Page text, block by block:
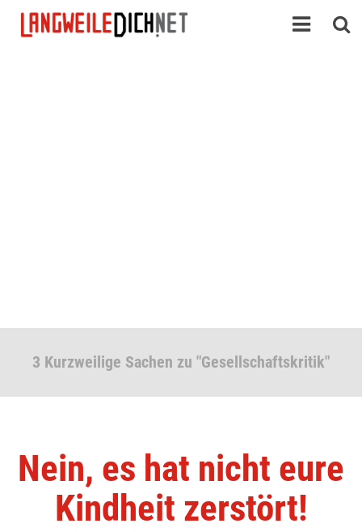
3 Kurzweilige Sachen zu "Gesellschaftskritik"
Nein, es hat nicht eure
Kindheit zerstört!